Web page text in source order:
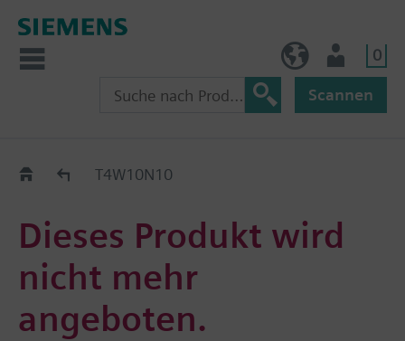
0
Scannen
Old2NewT4W10N10
Dieses Produkt wird
nicht mehr
angeboten.